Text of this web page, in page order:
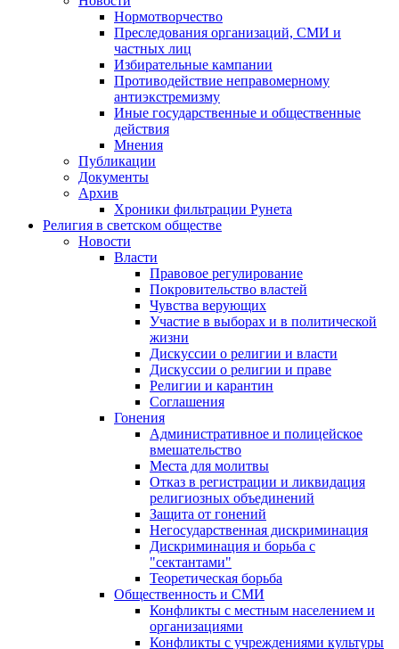
Нормотворчество
Преследования организаций, СМИ и
частных лиц
Избирательные кампании
Противодействие неправомерному
антиэкстремизму
Иные государственные и общественные
действия
Мнения
Публикации
Документы
Архив
Хроники фильтрации Рунета
Религия в светском обществе
Новости
Власти
Правовое регулирование
Покровительство властей
Чувства верующих
Участие в выборах и в политической
жизни
Дискуссии о религии и власти
Дискуссии о религии и праве
Религии и карантин
Соглашения
Гонения
Административное и полицейское
вмешательство
Места для молитвы
Отказ в регистрации и ликвидация
религиозных объединений
Защита от гонений
Негосударственная дискриминация
Дискриминация и борьба с
"сектантами"
Теоретическая борьба
Общественность и СМИ
Конфликты с местным населением и
организациями
Конфликты с учреждениями культуры